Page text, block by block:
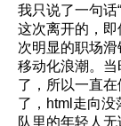
我只说了一句话
这次离开的，即
次明显的职场
移动化浪潮。
了，所以一直
了，html走向没
队里的年轻人